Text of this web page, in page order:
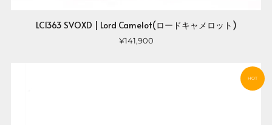
LC1363 SVOXD | Lord Camelot(ロードキャメロット)
¥141,900
HOT